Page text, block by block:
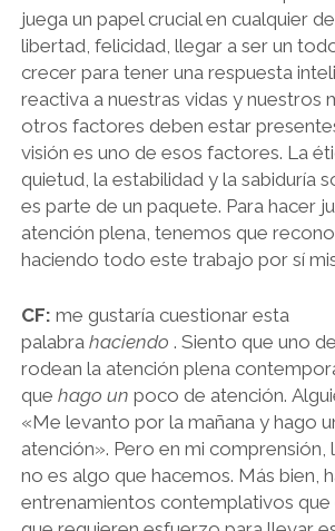
juega un papel crucial en cualquier
libertad, felicidad, llegar a ser un
crecer para tener una respuesta
reactiva a nuestras vidas y nuestros
otros factores deben estar
visión es uno de esos factores. La
quietud, la estabilidad y la sabiduría
es parte de un paquete. Para hacer
atención plena, tenemos que
haciendo todo este trabajo por sí
CF: me gustaría cuestionar esta
palabra haciendo . Siento que uno
rodean la atención plena
que hago un poco de atención.
«Me levanto por la mañana y hago
atención». Pero en mi comprensión,
no es algo que hacemos. Más bien,
entrenamientos contemplativos